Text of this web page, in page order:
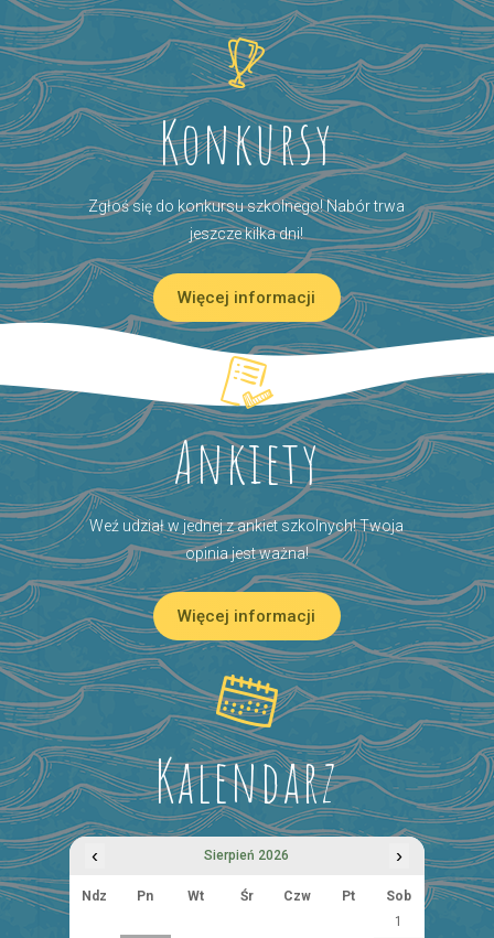
Konkursy
Zgłoś się do konkursu szkolnego! Nabór trwa
jeszcze kilka dni!
Więcej informacji
Ankiety
Weź udział w jednej z ankiet szkolnych! Twoja
opinia jest ważna!
Więcej informacji
Kalendarz
‹ Sierpień 2026 ›
Ndz Pn Wt Śr Czw Pt
Sob
1